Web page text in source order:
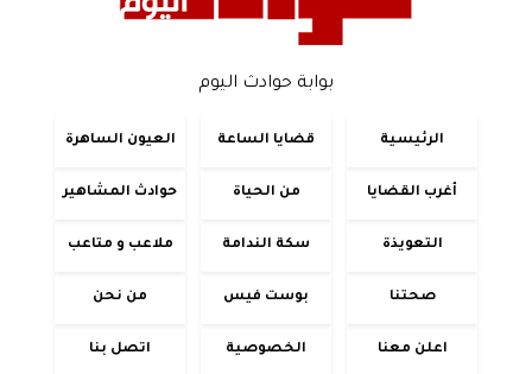
بوابة حوادث اليوم
الرئيسية قضايا الساعة العيون الساهرة
أغرب القضايا من الحياة حوادث المشاهير
التعويذة سكة الندامة ملاعب و متاعب
صحتنا بوست فيس من نحن
اعلن معنا الخصوصية اتصل بنا